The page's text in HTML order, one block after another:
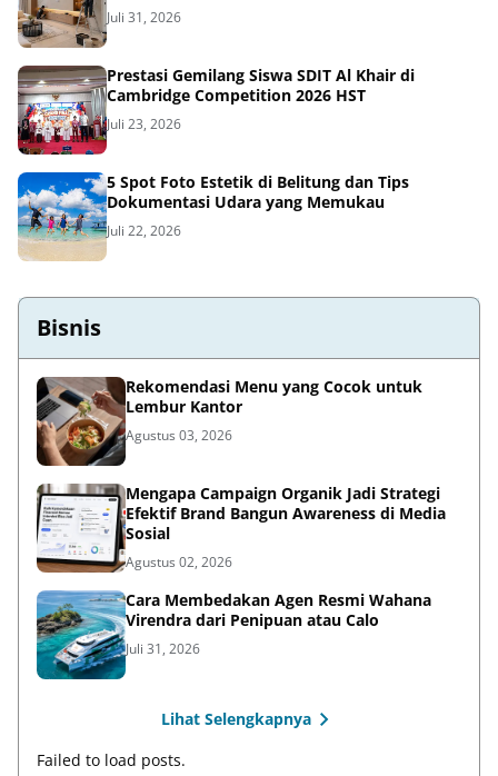
Juli 31, 2026
Prestasi Gemilang Siswa SDIT Al Khair di
Cambridge Competition 2026 HST
Juli 23, 2026
5 Spot Foto Estetik di Belitung dan Tips
Dokumentasi Udara yang Memukau
Juli 22, 2026
Bisnis
Rekomendasi Menu yang Cocok untuk
Lembur Kantor
Agustus 03, 2026
Mengapa Campaign Organik Jadi Strategi
Efektif Brand Bangun Awareness di Media
Sosial
Agustus 02, 2026
Cara Membedakan Agen Resmi Wahana
Virendra dari Penipuan atau Calo
Juli 31, 2026
Lihat Selengkapnya
Failed to load posts.